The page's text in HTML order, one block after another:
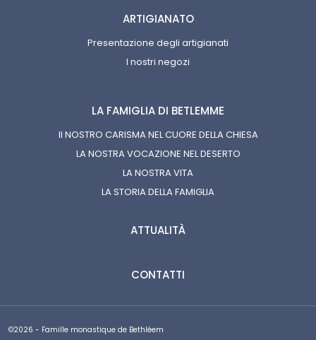
LA FAMIGLIA DI BETLEMME
Il NOSTRO CARISMA NEL CUORE DELLA CHIESA
LA NOSTRA VOCAZIONE NEL DESERTO
LA NOSTRA VITA
LA STORIA DELLA FAMIGLIA
ATTUALITÀ
CONTATTI
ARTIGIANATO
Presentazione degli artigianati
I nostri negozi
©2026 - Famille monastique de Bethléem